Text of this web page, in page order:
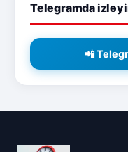
Telegramda
📲